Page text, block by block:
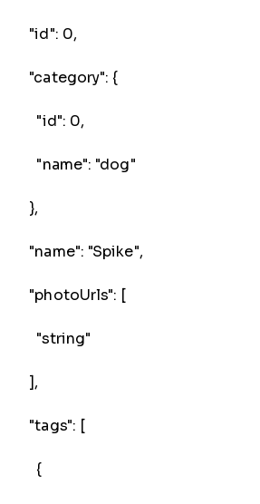
"id": 0,
"category": {
"id": 0,
"name": "dog"
},
"name": "Spike",
"photoUrls": [
"string"
],
"tags": [
{